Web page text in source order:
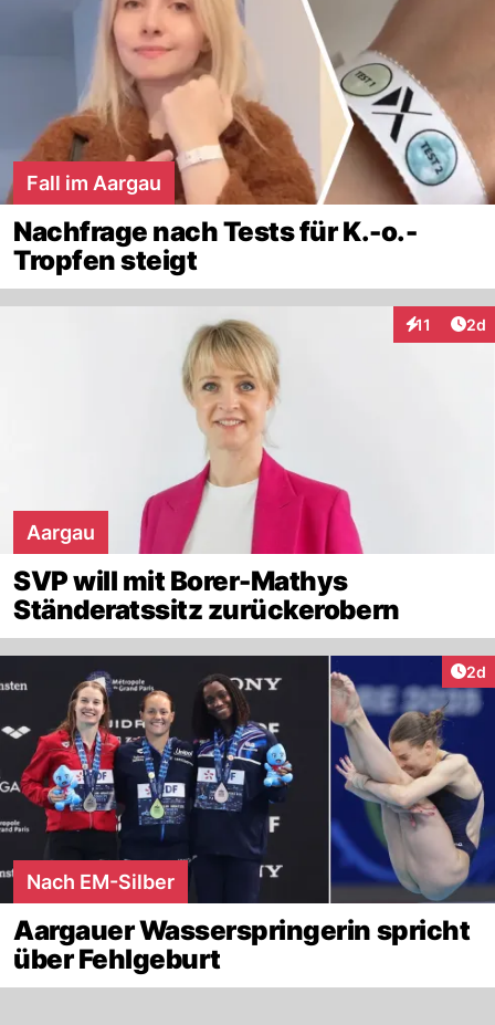
Fall im Aargau
Nachfrage nach Tests für K.-o.-
Tropfen steigt
11 2d
Aargau
SVP will mit Borer-Mathys
Ständeratssitz zurückerobern
2d
Nach EM-Silber
Aargauer Wasserspringerin spricht
über Fehlgeburt